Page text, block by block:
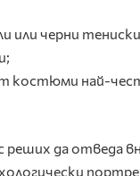
или черни
костюми най-
да отведа